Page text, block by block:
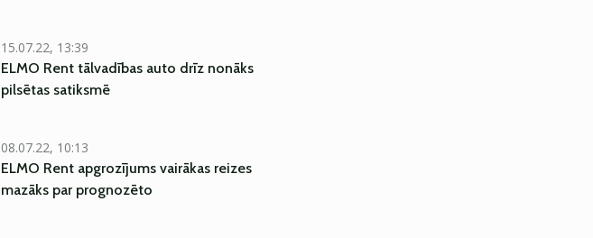
15.07.22, 13:39
ELMO Rent tālvadības auto drīz nonāks
pilsētas satiksmē
08.07.22, 10:13
ELMO Rent apgrozījums vairākas reizes
mazāks par prognozēto